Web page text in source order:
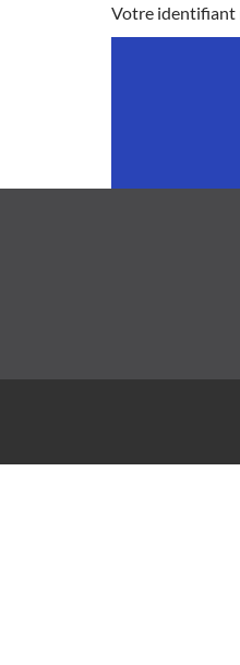
Votre identifiant